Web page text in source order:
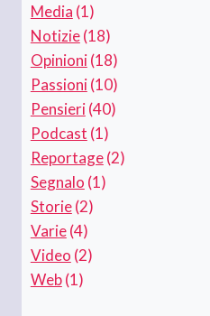
Media (1)
Notizie(18)
Opinioni(18)
Passioni(10)
Pensieri(40)
Podcast (1)
Reportage(2)
Segnalo (1)
Storie(2)
Varie(4)
Video (2)
Web(1)